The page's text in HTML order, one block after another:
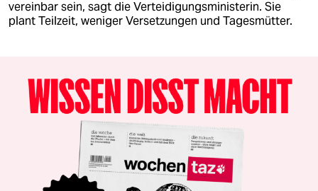
vereinbar sein, sagt die Verteidigungsministerin. Sie
plant Teilzeit, weniger Versetzungen und Tagesmütter.